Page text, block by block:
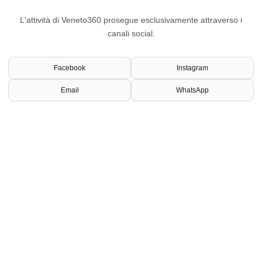
L'attività di Veneto360 prosegue esclusivamente attraverso i
canali social.
Facebook Instagram
Email WhatsApp